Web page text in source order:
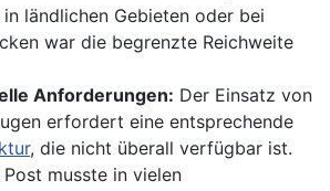
in ländlichen Gebieten oder bei
war die begrenzte Reichweite
Anforderungen: Der Einsatz von
erfordert eine entsprechende
, die nicht überall verfügbar ist.
musste in vielen